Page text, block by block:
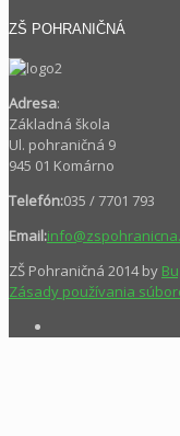
ZŠ POHRANIČNÁ
Adresa:
Základná škola
Ul. pohraničná 9
945 01 Komárno
Telefón:035 / 7701 793
Email:
ZŠ Pohraničná 2014 by
Zásady používania